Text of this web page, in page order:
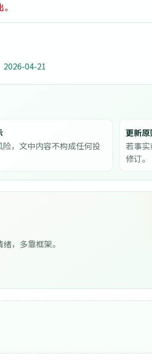
04-21
险，文中内容不构成任何投
更新
若事
修订。
，多靠框架。